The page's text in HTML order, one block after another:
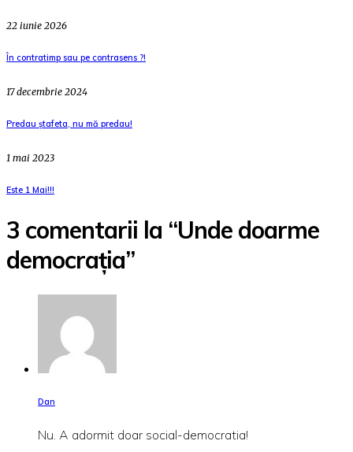
22 iunie 2026
În contratimp sau pe contrasens ?!
17 decembrie 2024
Predau ștafeta, nu mă predau!
1 mai 2023
Este 1 Mai!!!
3 comentarii la “Unde doarme
democrația”
Dan
Nu. A adormit doar social-democratia!